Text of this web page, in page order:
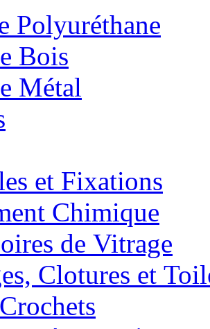
Polyuréthane
Bois
Métal
et Fixations
Chimique
de Vitrage
Clotures et